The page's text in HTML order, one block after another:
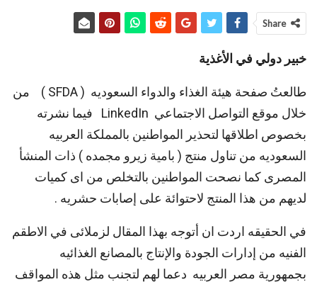
Share
خبير دولي في الأغذية
طالعتُ صفحة هيئة الغذاء والدواء السعوديه ( SFDA ) من
خلال موقع التواصل الاجتماعي LinkedIn فيما نشرته
بخصوص اطلاقها لتحذير المواطنين بالمملكة العربيه
السعوديه من تناول منتج ( بامية زيرو مجمده ) ذات المنشأ
المصرى كما نصحت المواطنين بالتخلص من اى كميات
لديهم من هذا المنتج لاحتوائة على إصابات حشريه .
في الحقيقه اردت ان أتوجه بهذا المقال لزملائى في الاطقم
الفنيه من إدارات الجودة والإنتاج بالمصانع الغذائيه
بجمهورية مصر العربيه دعما لهم لتجنب مثل هذه المواقف